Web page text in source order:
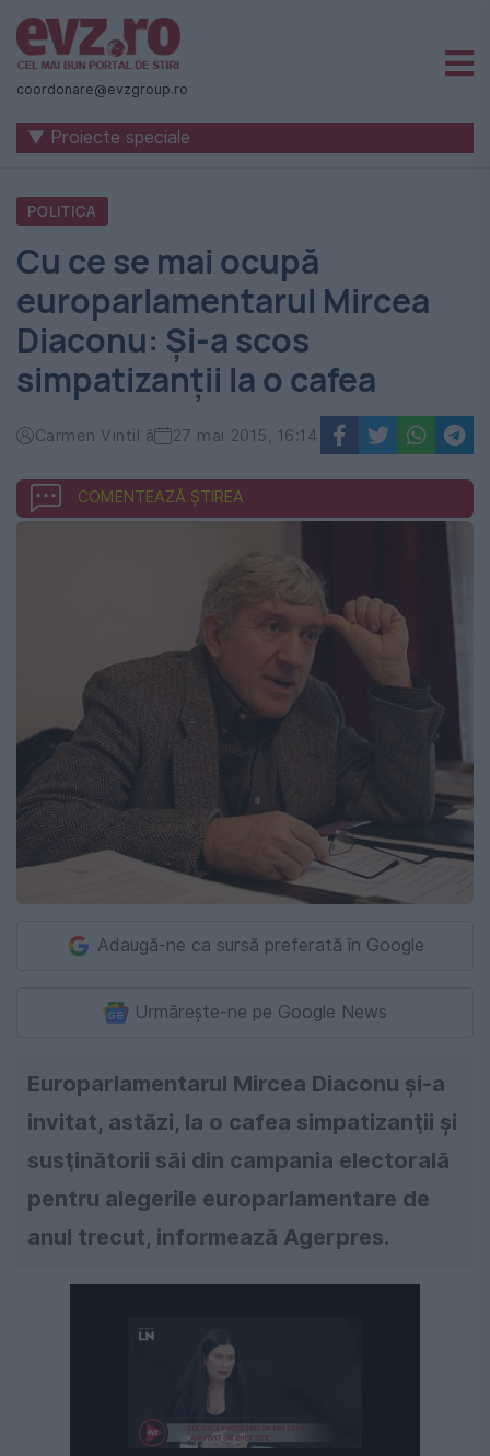
Știri
naționale
internaționale
România
-
Evenimentul
Zilei
coordonare@evzgroup.ro
▼ Proiecte speciale
POLITICA
Cu ce se mai ocupă
europarlamentarul Mircea
Diaconu: Și-a scos
simpatizanții la o cafea
Carmen Vintil ă 27 mai 2015, 16:14
COMENTEAZĂ ȘTIREA
Adaugă-ne ca sursă preferată în Google
Urmărește-ne pe Google News
Europarlamentarul Mircea Diaconu şi-a
invitat, astăzi, la o cafea simpatizanţii şi
susţinătorii săi din campania electorală
pentru alegerile europarlamentare de
anul trecut, informează Agerpres.